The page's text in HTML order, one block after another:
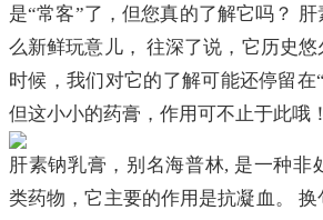
是“常客”了，但您真的了解它吗？
么新鲜玩意儿， 往深了说，它历史
时候，我们对它的了解可能还停留在
但这小小的药膏，作用可不止于此哦！
肝素钠乳膏，别名海普林, 是一种非
类药物，它主要的作用是抗凝血。 换